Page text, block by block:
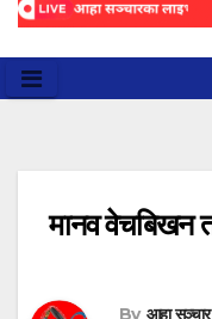
मानव वेचबिखन
By आहा सञ्चार